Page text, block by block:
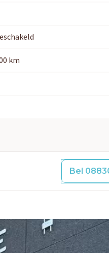
km
Bel